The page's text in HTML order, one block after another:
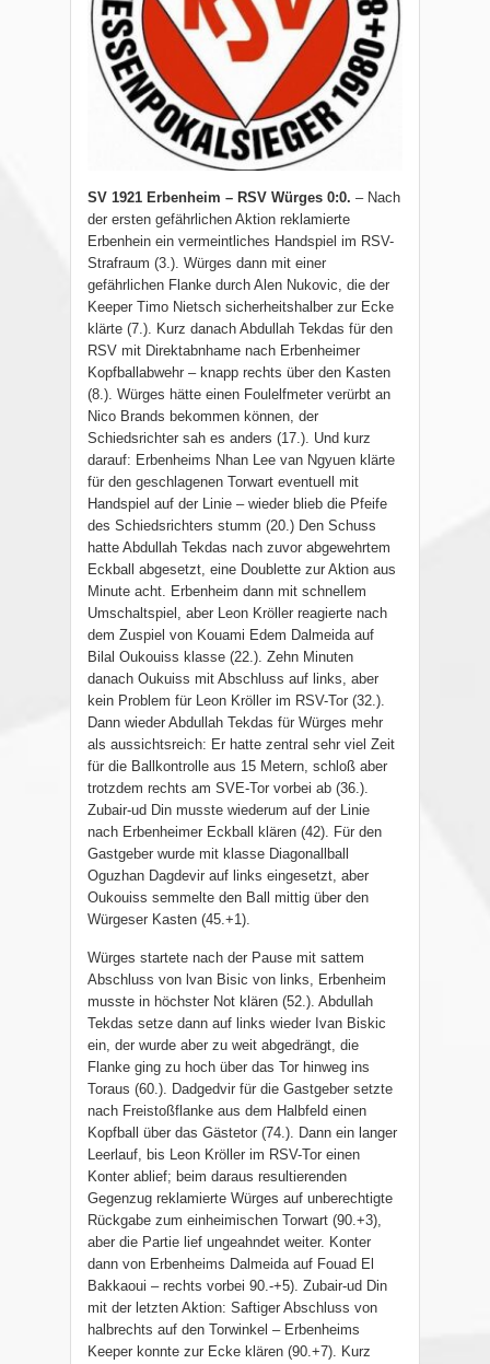
SV 1921 Erbenheim – RSV Würges 0:0. – Nach
der ersten gefährlichen Aktion reklamierte
Erbenhein ein vermeintliches Handspiel im RSV-
Strafraum (3.). Würges dann mit einer
gefährlichen Flanke durch Alen Nukovic, die der
Keeper Timo Nietsch sicherheitshalber zur Ecke
klärte (7.). Kurz danach Abdullah Tekdas für den
RSV mit Direktabnhame nach Erbenheimer
Kopfballabwehr – knapp rechts über den Kasten
(8.). Würges hätte einen Foulelfmeter verürbt an
Nico Brands bekommen können, der
Schiedsrichter sah es anders (17.). Und kurz
darauf: Erbenheims Nhan Lee van Ngyuen klärte
für den geschlagenen Torwart eventuell mit
Handspiel auf der Linie – wieder blieb die Pfeife
des Schiedsrichters stumm (20.) Den Schuss
hatte Abdullah Tekdas nach zuvor abgewehrtem
Eckball abgesetzt, eine Doublette zur Aktion aus
Minute acht. Erbenheim dann mit schnellem
Umschaltspiel, aber Leon Kröller reagierte nach
dem Zuspiel von Kouami Edem Dalmeida auf
Bilal Oukouiss klasse (22.). Zehn Minuten
danach Oukuiss mit Abschluss auf links, aber
kein Problem für Leon Kröller im RSV-Tor (32.).
Dann wieder Abdullah Tekdas für Würges mehr
als aussichtsreich: Er hatte zentral sehr viel Zeit
für die Ballkontrolle aus 15 Metern, schloß aber
trotzdem rechts am SVE-Tor vorbei ab (36.).
Zubair-ud Din musste wiederum auf der Linie
nach Erbenheimer Eckball klären (42). Für den
Gastgeber wurde mit klasse Diagonallball
Oguzhan Dagdevir auf links eingesetzt, aber
Oukouiss semmelte den Ball mittig über den
Würgeser Kasten (45.+1).
Würges startete nach der Pause mit sattem
Abschluss von lvan Bisic von links, Erbenheim
musste in höchster Not klären (52.). Abdullah
Tekdas setze dann auf links wieder Ivan Biskic
ein, der wurde aber zu weit abgedrängt, die
Flanke ging zu hoch über das Tor hinweg ins
Toraus (60.). Dadgedvir für die Gastgeber setzte
nach Freistoßflanke aus dem Halbfeld einen
Kopfball über das Gästetor (74.). Dann ein langer
Leerlauf, bis Leon Kröller im RSV-Tor einen
Konter ablief; beim daraus resultierenden
Gegenzug reklamierte Würges auf unberechtigte
Rückgabe zum einheimischen Torwart (90.+3),
aber die Partie lief ungeahndet weiter. Konter
dann von Erbenheims Dalmeida auf Fouad El
Bakkaoui – rechts vorbei 90.-+5). Zubair-ud Din
mit der letzten Aktion: Saftiger Abschluss von
halbrechts auf den Torwinkel – Erbenheims
Keeper konnte zur Ecke klären (90.+7). Kurz